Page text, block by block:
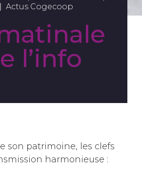
Actus Cogecoop
l’info
son patrimoine, les clefs
harmonieuse :